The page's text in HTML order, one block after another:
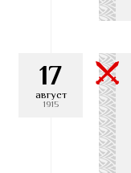
17
август
1915